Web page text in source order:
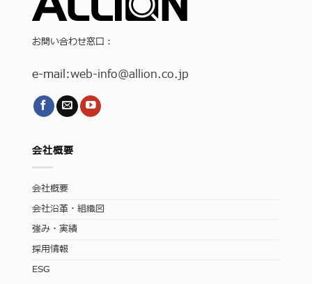
お問い合わせ窓口：
e-mail:web-info@allion.co.jp
会社概要
会社概要
会社沿革・組織図
強み・実績
採用情報
ESG